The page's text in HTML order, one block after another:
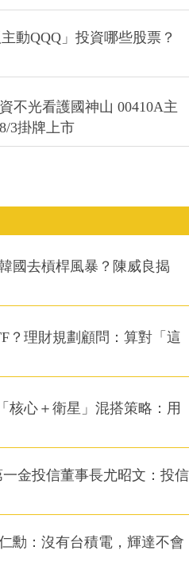
動QQQ」投資哪些股票？
不光看護國神山 00410A主
3掛牌上市
國去槓桿風暴？陳威良揭
？理財規劃顧問：算對「這
核心＋衛星」混搭策略：用
金投信董事長尤昭文：投信
勳：沒有台積電，輝達不會